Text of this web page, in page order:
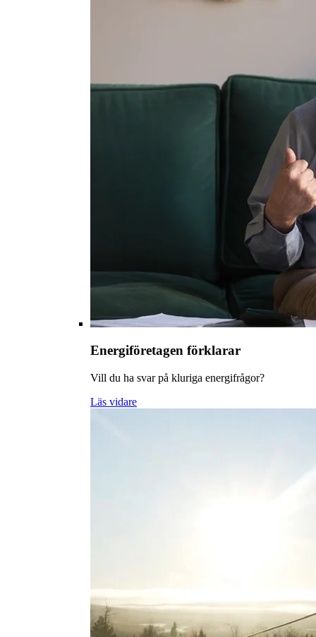
Energiföretagen förklarar
Vill du ha svar på kluriga energifrågor?
Läs vidare